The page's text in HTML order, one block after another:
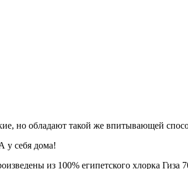
но обладают такой же впитывающей
у себя дома!
из 100% египетского хлорка